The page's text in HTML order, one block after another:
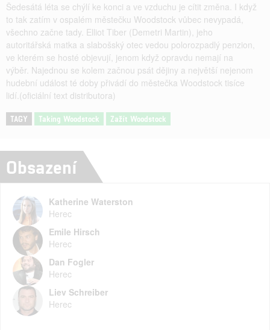
Šedesátá léta se chýlí ke konci a ve vzduchu je cítit změna. I když
to tak zatím v ospalém městečku Woodstock vůbec nevypadá,
všechno začne tady. Elliot Tiber (Demetri Martin), jeho
autoritářská matka a slabošský otec vedou polorozpadlý penzion,
ve kterém se hosté objevují, jenom když opravdu nemají na
výběr. Najednou se kolem začnou psát dějiny a největší nejenom
hudební událost té doby přivádí do městečka Woodstock tisíce
lidí.(oficiální text distributora)
TAGY Taking Woodstock Zažít Woodstock
Obsazení
Katherine Waterston
Herec
Emile Hirsch
Herec
Dan Fogler
Herec
Liev Schreiber
Herec